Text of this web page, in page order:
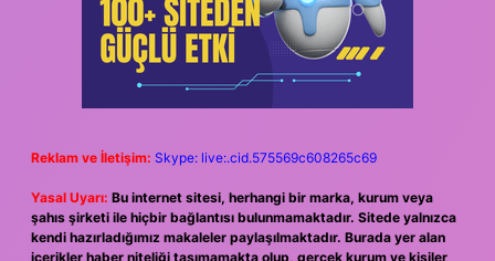
Reklam ve İletişim: Skype: live:.cid.575569c608265c69
Yasal Uyarı: Bu internet sitesi, herhangi bir marka, kurum veya
şahıs şirketi ile hiçbir bağlantısı bulunmamaktadır. Sitede yalnızca
kendi hazırladığımız makaleler paylaşılmaktadır. Burada yer alan
içerikler haber niteliği taşımamakta olup, gerçek kurum ve kişiler